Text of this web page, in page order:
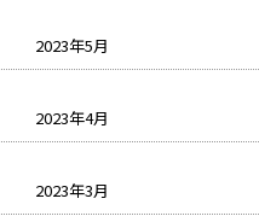
2023年5月
2023年4月
2023年3月